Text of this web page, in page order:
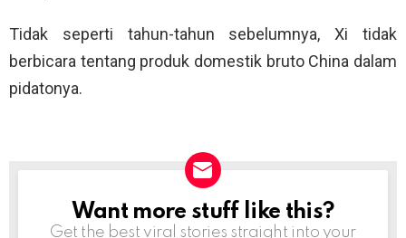
Tidak seperti tahun-tahun sebelumnya, Xi tidak
berbicara tentang produk domestik bruto China dalam
pidatonya.
NEWSLETTER
Want more stuff like this?
Get the best viral stories straight into your